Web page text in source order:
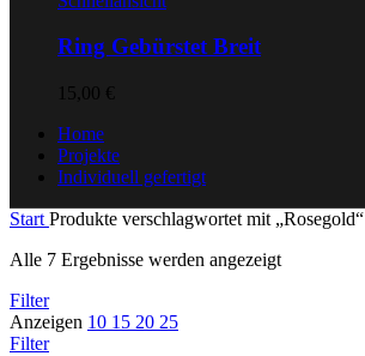
Ring Gebürstet Breit
15,00 €
Home
Projekte
Individuell gefertigt
Start Produkte verschlagwortet mit „Rosegold“
Alle 7 Ergebnisse werden angezeigtNach
Filter
Anzeigen 10 15 20 25
Filter